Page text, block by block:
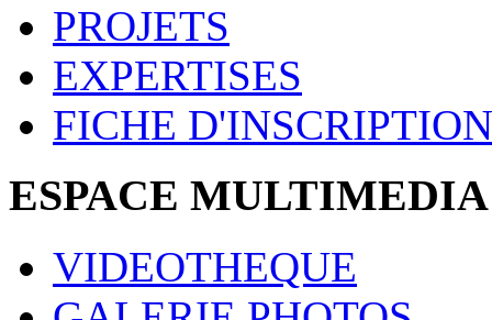
PROJETS
EXPERTISES
FICHE D'INSCRIPTION
ESPACE MULTIMEDIA
VIDEOTHEQUE